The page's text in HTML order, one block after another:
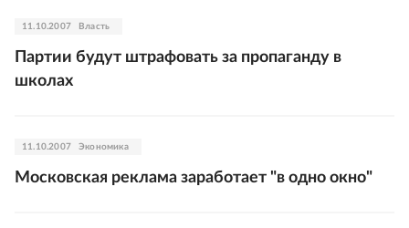
11.10.2007 Власть
Партии будут штрафовать за пропаганду в
школах
11.10.2007 Экономика
Московская реклама заработает "в одно окно"